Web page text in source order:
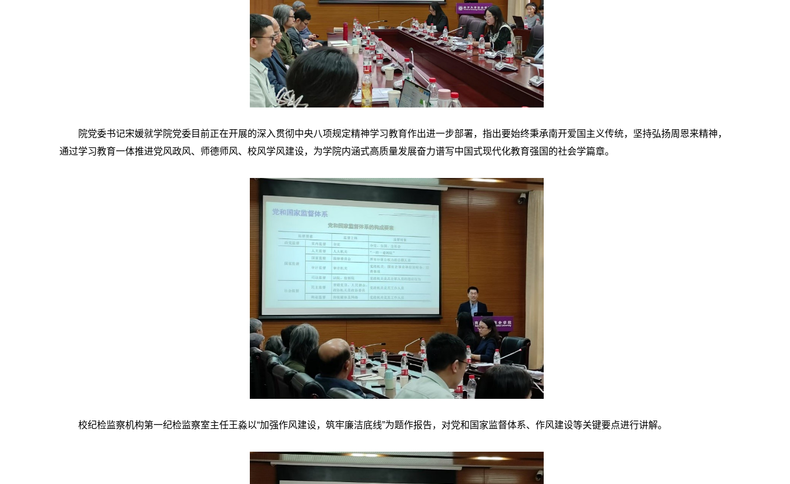
院党委书记宋媛就学院党委目前正在开展的深入贯彻中央八项规定精神学习教育作出进一步部署，指出要始终秉承南开爱国主义传统，坚持弘扬周恩来精神，
通过学习教育一体推进党风政风、师德师风、校风学风建设，为学院内涵式高质量发展奋力谱写中国式现代化教育强国的社会学篇章。
校纪检监察机构第一纪检监察室主任王淼以“加强作风建设，筑牢廉洁底线”为题作报告，对党和国家监督体系、作风建设等关键要点进行讲解。